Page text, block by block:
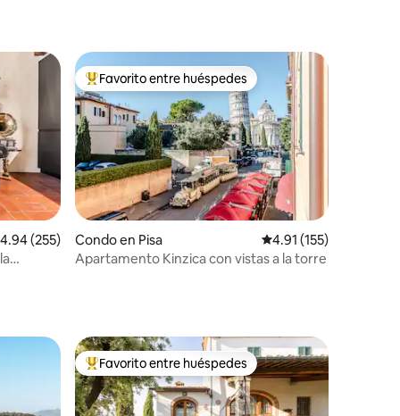
promedio: 4.94 de 5, 255 reseñas
4.94 (255)
Favorito entre huéspedes preferido
Favorito entre huéspedes
Condo en Pisa Calificación promedio:
4.91 (155)
Apartamento Kinzica con vistas a la torre
Favorito entre huéspedes preferido
Favorito entre huéspedes